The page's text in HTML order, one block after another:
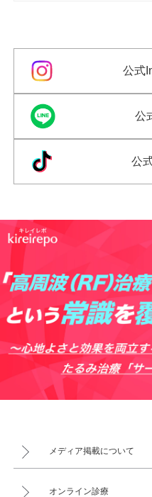
公式
公
公
メディア掲載について
オンライン診療